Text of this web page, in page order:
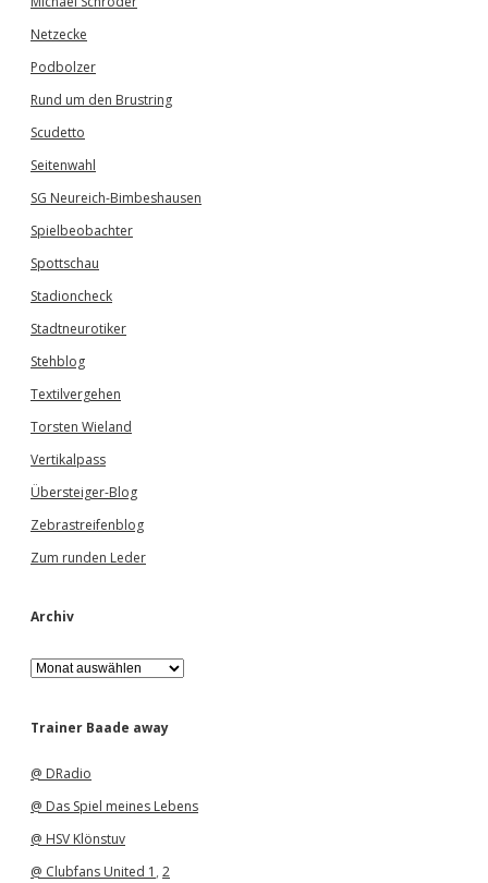
Netzecke
Podbolzer
Rund um den Brustring
Scudetto
Seitenwahl
SG Neureich-Bimbeshausen
Spielbeobachter
Spottschau
Stadioncheck
Stadtneurotiker
Stehblog
Textilvergehen
Torsten Wieland
Vertikalpass
Übersteiger-Blog
Zebrastreifenblog
Zum runden Leder
Archiv
A
r
h
Trainer Baade away
@ DRadio
@ Das Spiel meines Lebens
@ HSV Klönstuv
@ Clubfans United 1 , 2